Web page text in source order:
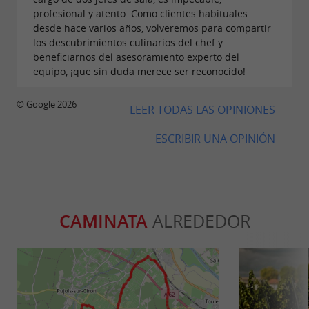
Bodas o celebraciones familiares.
El equipo ofrecepaquetes a medida, con
adicionales (visita, degustación, paseo en
bicicleta…) y asistencia personalizada.
(entrante + plato principal + postre): 35 €
Entrante + plato principal: 27 €
Plato principal + postre: 24 €
Guiso del día: 18 € (se puede añadir al
profesional y atento. Como clientes habituales
desde hace varios años, volveremos para compartir
los descubrimientos culinarios del chef y
beneficiarnos del asesoramiento experto del
equipo, ¡que sin duda merece ser reconocido!
LEER TODAS LAS OPINIONES
ESCRIBIR UNA OPINIÓN
© Google 2026
CAMINATAALREDEDOR